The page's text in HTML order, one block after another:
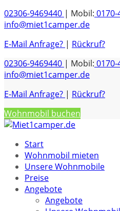
02306-9469440 | Mobil: 0170-
info@miet1camper.de
E-Mail Anfrage? | Rückruf?
02306-9469440 | Mobil: 0170-
info@miet1camper.de
E-Mail Anfrage? | Rückruf?
Wohnmobil buchen
Start
Wohnmobil mieten
Unsere Wohnmobile
Preise
Angebote
Angebote